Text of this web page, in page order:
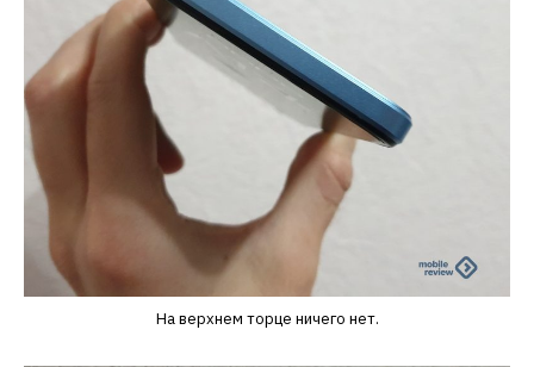
На верхнем торце ничего нет.